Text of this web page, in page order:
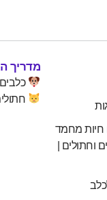
חיות מחמד
וחתולים |
מדריך